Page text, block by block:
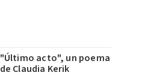
"Último acto", un poema
de Claudia Kerik